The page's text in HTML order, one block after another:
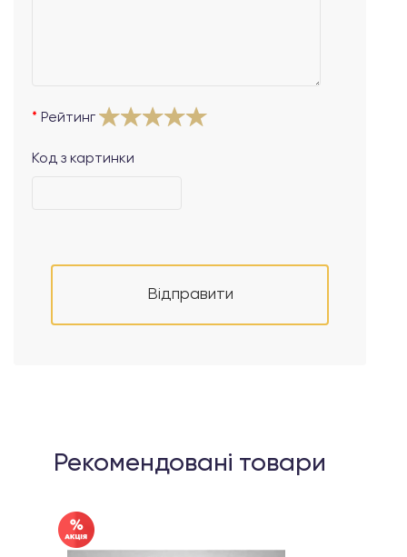
Рейтинг
Код з картинки
Відправити
Рекомендовані товари